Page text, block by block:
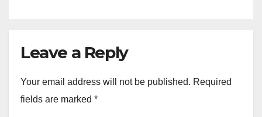
Leave a Reply
Your email address will not be published. Required
fields are marked *